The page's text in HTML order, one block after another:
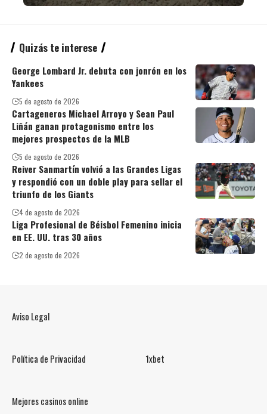
Quizás te interese
George Lombard Jr. debuta con jonrón en los
Yankees
5 de agosto de 2026
Cartageneros Michael Arroyo y Sean Paul
Liñán ganan protagonismo entre los
mejores prospectos de la MLB
5 de agosto de 2026
Reiver Sanmartín volvió a las Grandes Ligas
y respondió con un doble play para sellar el
triunfo de los Giants
4 de agosto de 2026
Liga Profesional de Béisbol Femenino inicia
en EE. UU. tras 30 años
2 de agosto de 2026
Aviso Legal
Política de Privacidad 1xbet
Mejores casinos online